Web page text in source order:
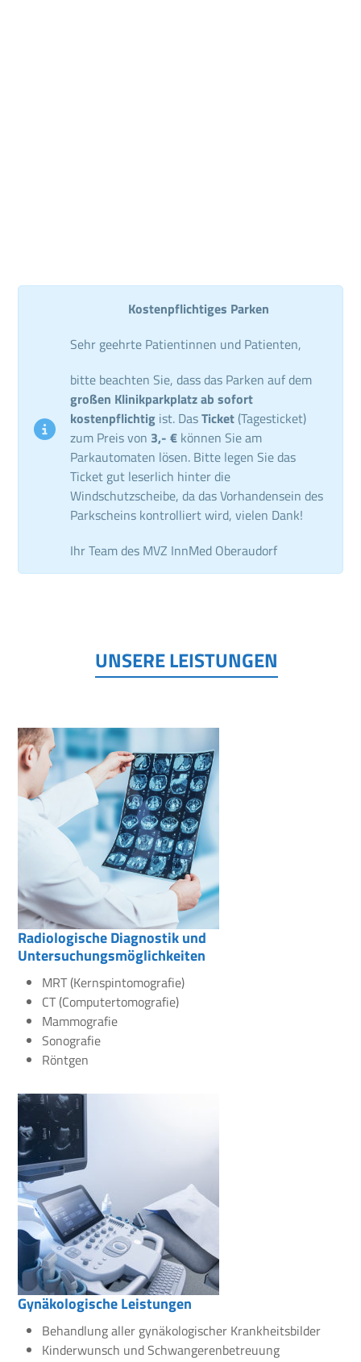
Kostenpflichtiges Parken
Sehr geehrte Patientinnen und Patienten,
bitte beachten Sie, dass das Parken auf dem
großen Klinikparkplatz ab sofort
kostenpflichtig ist. DasTicket (Tagesticket)
zum Preis von 3,- € können Sie am
Parkautomaten lösen. Bitte legen Sie das
Ticket gut leserlich hinter die
Windschutzscheibe, da das Vorhandensein des
Parkscheins kontrolliert wird, vielen Dank!
Ihr Team des MVZ InnMed Oberaudorf
UNSERE LEISTUNGEN
Radiologische Diagnostik und
Untersuchungsmöglichkeiten
MRT (Kernspintomografie)
CT (Computertomografie)
Mammografie
Sonografie
Röntgen
Gynäkologische Leistungen
Behandlung aller gynäkologischer Krankheitsbilder
Kinderwunsch und Schwangerenbetreuung